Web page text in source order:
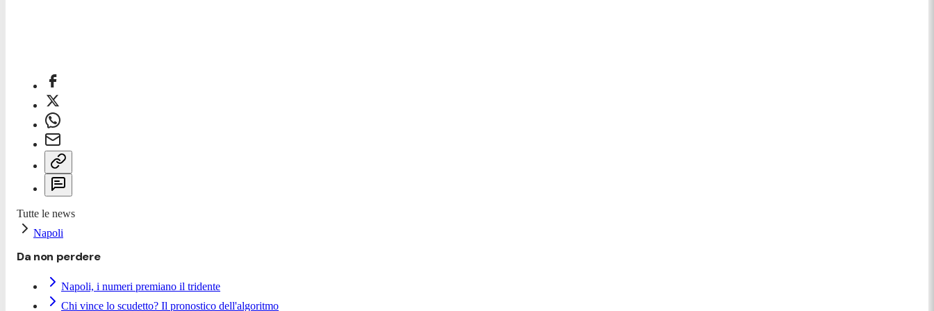
Tutte le news
Napoli
Da non perdere
Napoli, i numeri premiano il tridente
Chi vince lo scudetto? Il pronostico dell'algoritmo